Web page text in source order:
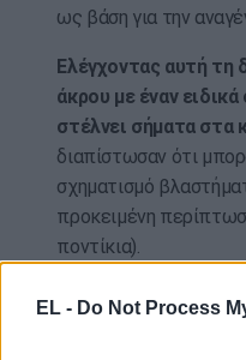
EL - Do Not Process
ως βάση για την
Ελέγχοντας αυτή τη
άκρου με έναν
στέλνει σήματα στα
διαπίστωσαν ότι
σχηματισμό
προκειμένη
ποντίκια).
«Πρόκειται
σταδίων», δήλωσε ο